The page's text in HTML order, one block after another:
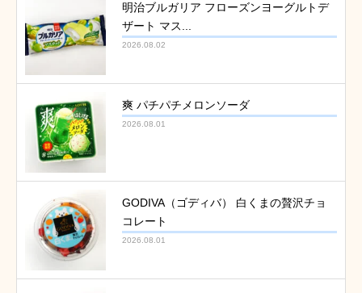
明治ブルガリア フローズンヨーグルトデ
ザート マス...
2026.08.02
爽 パチパチメロンソーダ
2026.08.01
GODIVA（ゴディバ） 白くまの贅沢チョ
コレート
2026.08.01